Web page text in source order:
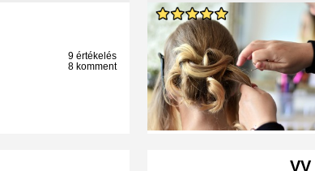
9 értékelés
8 komment
VV